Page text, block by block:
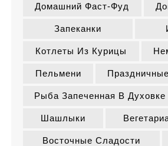
Домашний Фаст-Фуд
Запеканки
Котлеты Из Курицы
Пельмени
Рыба Запеченная В Духовке
Шашлыки
Восточные Сладости